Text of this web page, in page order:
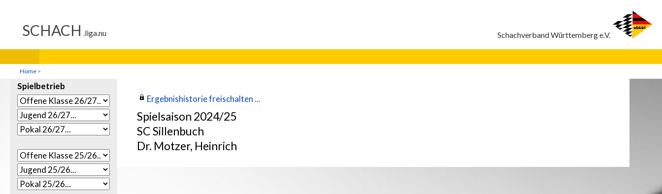
Home >
Spielbetrieb
Ergebnishistorie freischalten ...
Spielsaison 2024/25
SC Sillenbuch
Dr. Motzer, Heinrich